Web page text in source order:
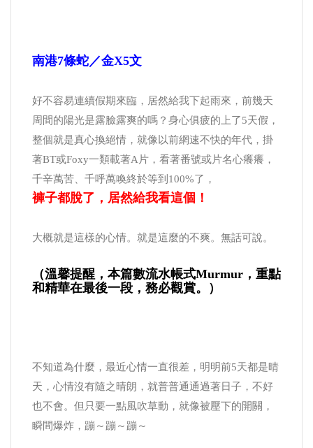
南港7條蛇／金x5文
好不容易連續假期來臨，居然給我下起雨來，前幾天
周間的陽光是露臉露爽的嗎？身心俱疲的上了5天假，
整個就是真心換絕情，就像以前網速不快的年代，掛
著BT或Foxy一類載著A片，看著番號或片名心癢癢，
千辛萬苦、千呼萬喚終於等到100%了，
褲子都脫了，居然給我看這個！
大概就是這樣的心情。就是這麼的不爽。無話可說。
（溫馨提醒，本篇數流水帳式murmur，重點
和精華在最後一段，務必觀賞。）
不知道為什麼，最近心情一直很差，明明前5天都是晴
天，心情沒有隨之晴朗，就普普通通過著日子，不好
也不會。但只要一點風吹草動，就像被壓下的開關，
瞬間爆炸，蹦～蹦～蹦～